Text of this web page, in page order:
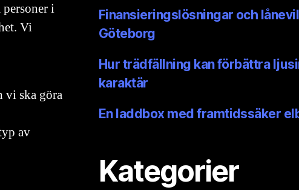
i
Vi
vi ska göra
av
Finansieringslösningar och
Göteborg
Hur trädfällning kan förbättra
karaktär
En laddbox med framtidssäker
Kategorier